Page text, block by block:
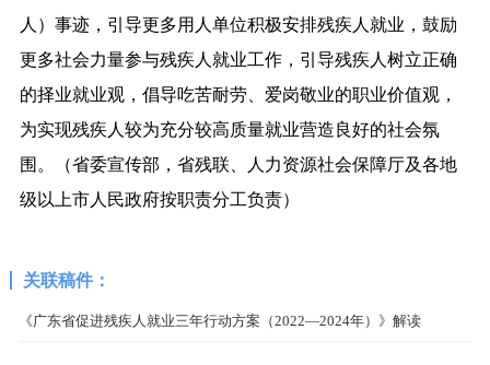
人）事迹，引导更多用人单位积极安排残疾人就业，鼓励
更多社会力量参与残疾人就业工作，引导残疾人树立正确
的择业就业观，倡导吃苦耐劳、爱岗敬业的职业价值观，
为实现残疾人较为充分较高质量就业营造良好的社会氛
围。（省委宣传部，省残联、人力资源社会保障厅及各地
级以上市人民政府按职责分工负责）
关联稿件：
《广东省促进残疾人就业三年行动方案（2022—2024年）》解读